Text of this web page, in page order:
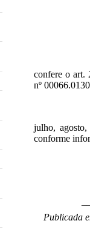
confere o art.
nº
julho,
conforme
Publicada